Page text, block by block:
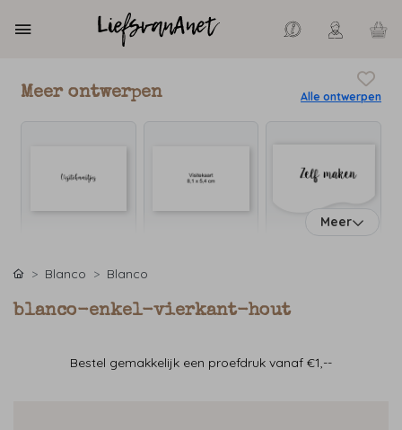
Meer ontwerpen Alle ontwerpen
Meer
Blanco Blanco
blanco-enkel-vierkant-hout
Bestel gemakkelijk een proefdruk vanaf €1,--